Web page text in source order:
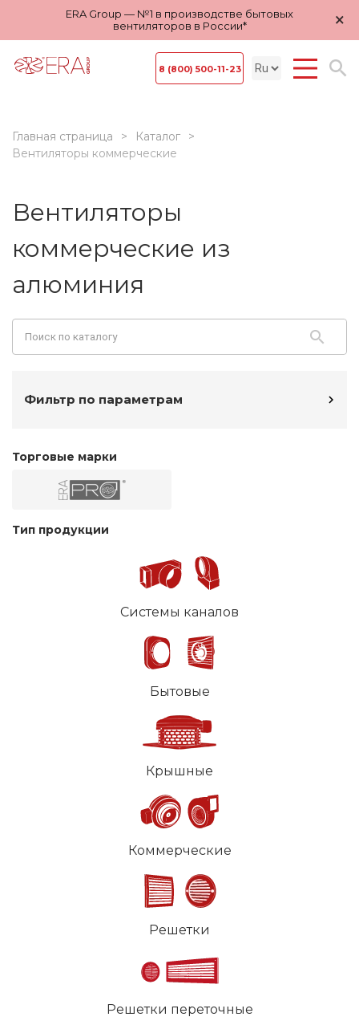
ERA Group — №1 в производстве бытовых
вентиляторов в России*
×
8 (800) 500-11-23
Главная страница
Каталог
Вентиляторы коммерческие
Вентиляторы
коммерческие из
алюминия
Фильтр по параметрам
Торговые марки
Тип продукции
Системы каналов
Бытовые
Крышные
Коммерческие
Решетки
Решетки переточные